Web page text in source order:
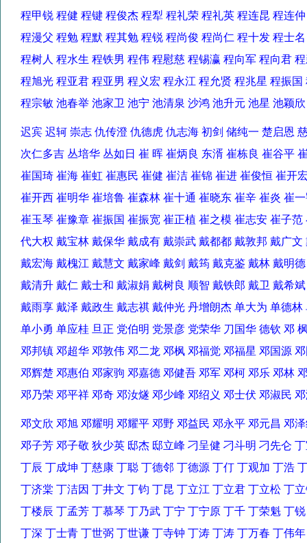
程甲锐 程健 程键 程俊杰 程犁 程礼荣 程礼英 程连昆 程连
程漫父 程勉 程默 程其勉 程锐 程尚俊 程尚仁 程十发 程士
程树人 程水生 程铁男 程伟 程慰慈 程锡瀛 程向军 程向君
程旭光 程亚君 程亚男 程义宏 程永江 程允贤 程兆星 程振
程宗敏 池春举 池家卫 池宁 池清泉 沙鸿 池升元 池星 池颖
迟宾 迟轲 崇志 仇传澄 仇德虎 仇志海 初剑 储纯一 楚启恩
次仁多吉 丛培华 丛如日 崔 晖 崔炳良 东湑 崔栋良 崔谷平
崔国琦 崔海 崔虹 崔惠民 崔健 崔洁 崔锦 崔进 崔俊恒 崔
崔开西 崔明华 崔培鲁 崔森林 崔十通 崔晓东 崔辛 崔炎 崔
崔玉琴 崔豫章 崔振国 崔振宽 崔正植 崔之模 崔志安 崔子
代大权 戴宝林 戴保华 戴成有 戴崇武 戴都都 戴敦邦 戴广
戴宏海 戴槐江 戴慧文 戴家峰 戴剑 戴筠 戴克鉴 戴林 戴明
戴清升 戴仁 戴士和 戴淑娟 戴树良 顺智 戴铁郎 戴卫 戴希
戴雨享 戴泽 戴政生 戴志祺 戴仲光 丹增朗杰 单大为 单德
单小勇 单应桂 旦正 党伯明 党景彦 党荣华 刀国华 德钦 邓
邓邦镇 邓超华 邓敦伟 邓二龙 邓枫 邓福觉 邓福星 邓国源
邓辉楚 邓惠伯 邓家驹 邓嘉德 邓健吾 邓军 邓柯 邓乐 邓林
邓乃荣 邓平祥 邓奇 邓汝燧 邓少峰 邓绍义 邓士伏 邓淑民
邓文欣 邓旭 邓耀明 邓耀平 邓野 邓益民 邓永平 邓元昌 邓
邓子芳 邓子敬 狄少英 邸杰 邸立峰 刁呈健 刁斗明 刁先仑
丁辰 丁成坤 丁慈康 丁聪 丁德邻 丁德源 丁仃 丁观加 丁浩
丁济棠 丁洁因 丁井文 丁钧 丁昆 丁立江 丁立君 丁立松 丁
丁楼辰 丁孟芳 丁慕琴 丁乃武 丁宁 丁宁原 丁千 丁荣魁 丁
丁深 丁士青 丁世弼 丁世谦 丁寺钟 丁涛 丁涛 丁万春 丁伟